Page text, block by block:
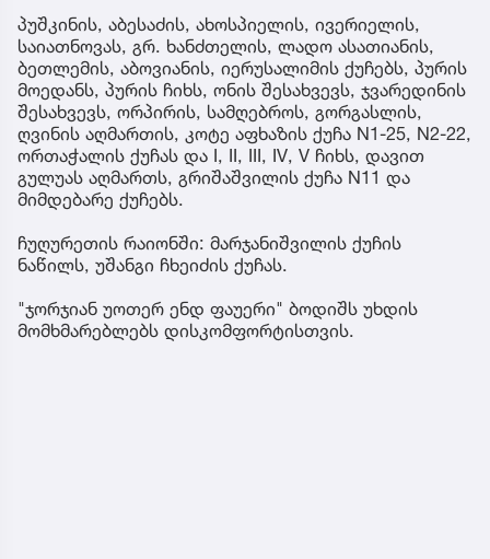
პუშკინის, აბესაძის, ახოსპიელის, ივერიელის,
საიათნოვას, გრ. ხანძთელის, ლადო ასათიანის,
ბეთლემის, აბოვიანის, იერუსალიმის ქუჩებს, პურის
მოედანს, პურის ჩიხს, ონის შესახვევს, ჯვარედინის
შესახვევს, ორპირის, სამღებროს, გორგასლის,
ღვინის აღმართის, კოტე აფხაზის ქუჩა N1-25, N2-22,
ორთაჭალის ქუჩას და I, II, III, IV, V ჩიხს, დავით
გულუას აღმართს, გრიშაშვილის ქუჩა N11 და
მიმდებარე ქუჩებს.
ჩუღურეთის რაიონში: მარჯანიშვილის ქუჩის
ნაწილს, უშანგი ჩხეიძის ქუჩას.
"ჯორჯიან უოთერ ენდ ფაუერი" ბოდიშს უხდის
მომხმარებლებს დისკომფორტისთვის.